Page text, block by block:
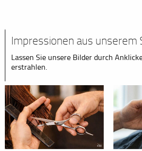
Impressionen aus unserem
Lassen Sie unsere Bilder durch
erstrahlen.